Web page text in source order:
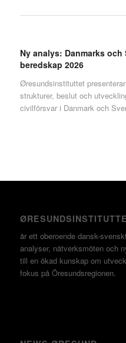
Ny analys: Danmarks
beredskap 2026
Øresundsinstituttet
strukturer, beslut och
civilförsvar i Danmark och
är ett oberoende dansk-
analyser, nätverksmöten och
till en ökad kunskap om
fokus på Öresundsregionen.